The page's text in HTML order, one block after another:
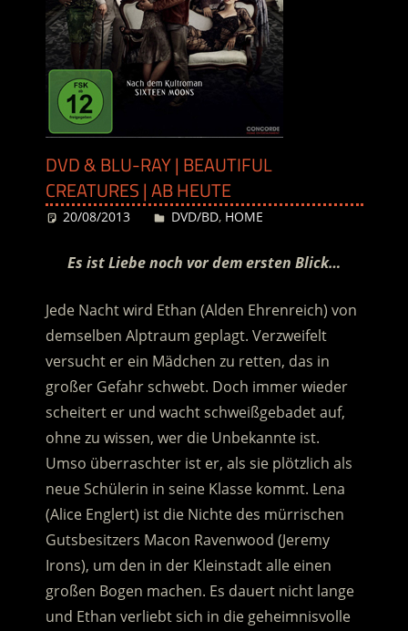
DVD & BLU-RAY | BEAUTIFUL
CREATURES | AB HEUTE
20/08/2013 Desiree
DVD/BD, HOME
Es ist Liebe noch vor dem ersten Blick…
Jede Nacht wird Ethan (Alden Ehrenreich) von
demselben Alptraum geplagt. Verzweifelt
versucht er ein Mädchen zu retten, das in
großer Gefahr schwebt. Doch immer wieder
scheitert er und wacht schweißgebadet auf,
ohne zu wissen, wer die Unbekannte ist.
Umso überraschter ist er, als sie plötzlich als
neue Schülerin in seine Klasse kommt. Lena
(Alice Englert) ist die Nichte des mürrischen
Gutsbesitzers Macon Ravenwood (Jeremy
Irons), um den in der Kleinstadt alle einen
großen Bogen machen. Es dauert nicht lange
und Ethan verliebt sich in die geheimnisvolle